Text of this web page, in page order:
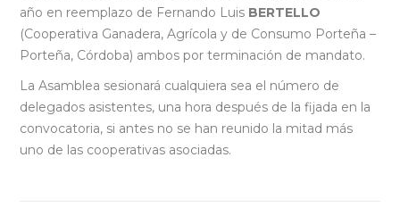
año en reemplazo de Fernando Luis BERTELLO
(Cooperativa Ganadera, Agrícola y de Consumo Porteña –
Porteña, Córdoba) ambos por terminación de mandato.
La Asamblea sesionará cualquiera sea el número de
delegados asistentes, una hora después de la fijada en la
convocatoria, si antes no se han reunido la mitad más
uno de las cooperativas asociadas.